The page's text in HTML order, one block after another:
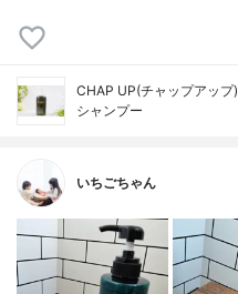
CHAP UP(チャップアップ)
シャンプー
いちごちゃん